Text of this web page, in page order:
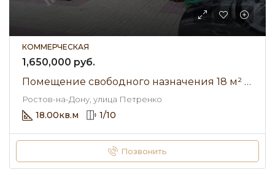
КОММЕРЧЕСКАЯ
1,650,000 руб.
Помещение свободного назначения 18 м² • улица Петренко • Продажа
Ростов-на-Дону, улица Петренко
18.00кв.м 1/10
Позвонить